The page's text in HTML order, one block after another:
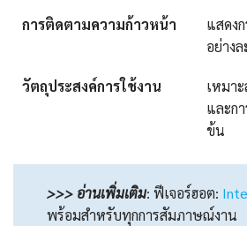
การติดตามความก้าวหน้า
แสดง
อย่าง
วัตถุประสงค์การใช้งาน
เหมา
และก
ข้น
>>> อ่านเพิ่มเติม: ฟีเจอร์ฮอต:
พร้อมสำหรับทุกการสัมภาษณ์งาน